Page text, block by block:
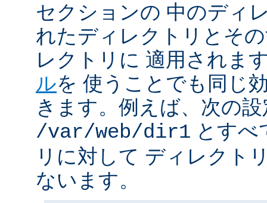
セクションの 中のディ
れたディレクトリとそ
レクトリに 適用されま
ルを 使うことでも同じ
きます。例えば、次の
/var/web/dir1 とすべ
リに対して ディレクト
ないます。